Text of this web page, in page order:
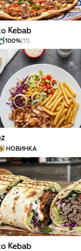
Kebab
100%(11)
НОВИНКА
Kebab